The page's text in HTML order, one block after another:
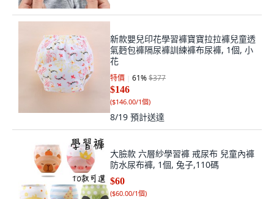
新款嬰兒印花學習褲寶寶拉拉褲兒童透
氣麪包褲隔尿褲訓練褲布尿褲, 1個, 小
花
特價 61%$377
$146
($146.00/1個)
8/19 預計送達
大臉款 六層紗學習褲 戒尿布 兒童內褲
防水尿布褲, 1個, 兔子,110碼
$60
($60.00/1個)